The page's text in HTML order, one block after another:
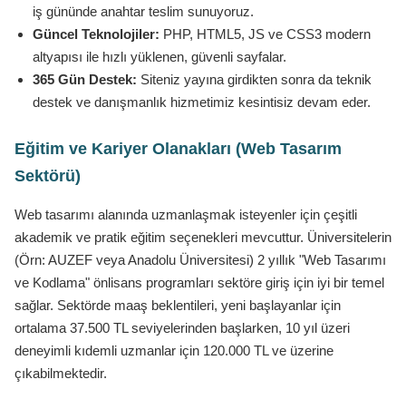
iş gününde anahtar teslim sunuyoruz.
Güncel Teknolojiler: PHP, HTML5, JS ve CSS3 modern
altyapısı ile hızlı yüklenen, güvenli sayfalar.
365 Gün Destek: Siteniz yayına girdikten sonra da teknik
destek ve danışmanlık hizmetimiz kesintisiz devam eder.
Eğitim ve Kariyer Olanakları (Web Tasarım
Sektörü)
Web tasarımı alanında uzmanlaşmak isteyenler için çeşitli
akademik ve pratik eğitim seçenekleri mevcuttur. Üniversitelerin
(Örn: AUZEF veya Anadolu Üniversitesi) 2 yıllık "Web Tasarımı
ve Kodlama" önlisans programları sektöre giriş için iyi bir temel
sağlar. Sektörde maaş beklentileri, yeni başlayanlar için
ortalama 37.500 TL seviyelerinden başlarken, 10 yıl üzeri
deneyimli kıdemli uzmanlar için 120.000 TL ve üzerine
çıkabilmektedir.